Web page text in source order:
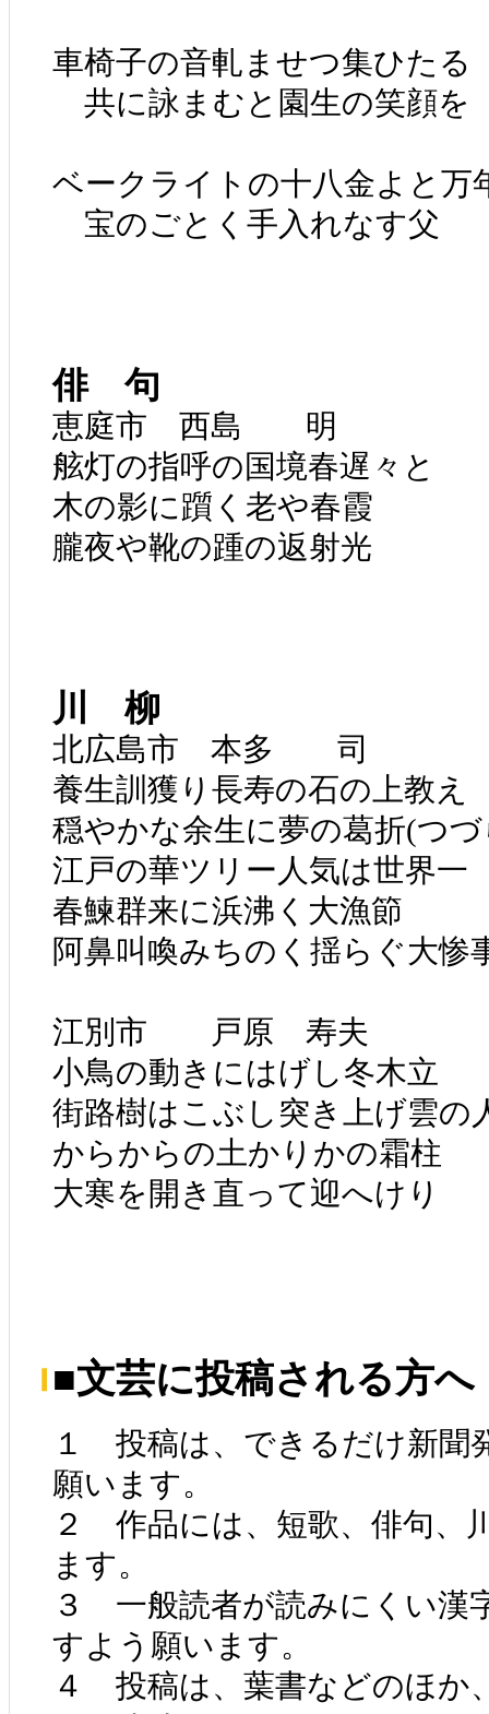
車椅子の音軋ませつ集ひたる
共に詠まむと園生の笑顔を
ベークライトの十八金よと万
宝のごとく手入れなす父
俳 句
恵庭市 西島 明
舷灯の指呼の国境春遅々と
木の影に躓く老や春霞
朧夜や靴の踵の返射光
川 柳
北広島市 本多 司
養生訓獲り長寿の石の上教え
穏やかな余生に夢の葛折(つ
江戸の華ツリー人気は世界一
春鰊群来に浜沸く大漁節
阿鼻叫喚みちのく揺らぐ大惨
江別市 戸原 寿夫
小鳥の動きにはげし冬木立
街路樹はこぶし突き上げ雲の
からからの土かりかの霜柱
大寒を開き直って迎へけり
■文芸に投稿される方へ
１ 投稿は、できるだけ新聞
願います。
２ 作品には、短歌、俳句、
ます。
３ 一般読者が読みにくい漢
すよう願います。
４ 投稿は、葉書などのほか